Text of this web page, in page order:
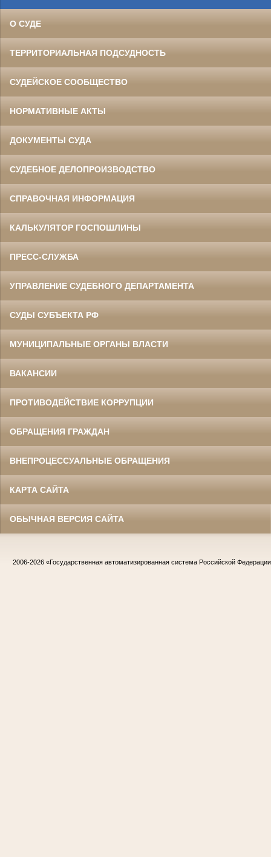
О СУДЕ
ТЕРРИТОРИАЛЬНАЯ ПОДСУДНОСТЬ
СУДЕЙСКОЕ СООБЩЕСТВО
НОРМАТИВНЫЕ АКТЫ
ДОКУМЕНТЫ СУДА
СУДЕБНОЕ ДЕЛОПРОИЗВОДСТВО
СПРАВОЧНАЯ ИНФОРМАЦИЯ
КАЛЬКУЛЯТОР ГОСПОШЛИНЫ
ПРЕСС-СЛУЖБА
УПРАВЛЕНИЕ СУДЕБНОГО ДЕПАРТАМЕНТА
СУДЫ СУБЪЕКТА РФ
МУНИЦИПАЛЬНЫЕ ОРГАНЫ ВЛАСТИ
ВАКАНСИИ
ПРОТИВОДЕЙСТВИЕ КОРРУПЦИИ
ОБРАЩЕНИЯ ГРАЖДАН
ВНЕПРОЦЕССУАЛЬНЫЕ ОБРАЩЕНИЯ
КАРТА САЙТА
ОБЫЧНАЯ ВЕРСИЯ САЙТА
2006-2026 «Государственная автоматизированная система Российской